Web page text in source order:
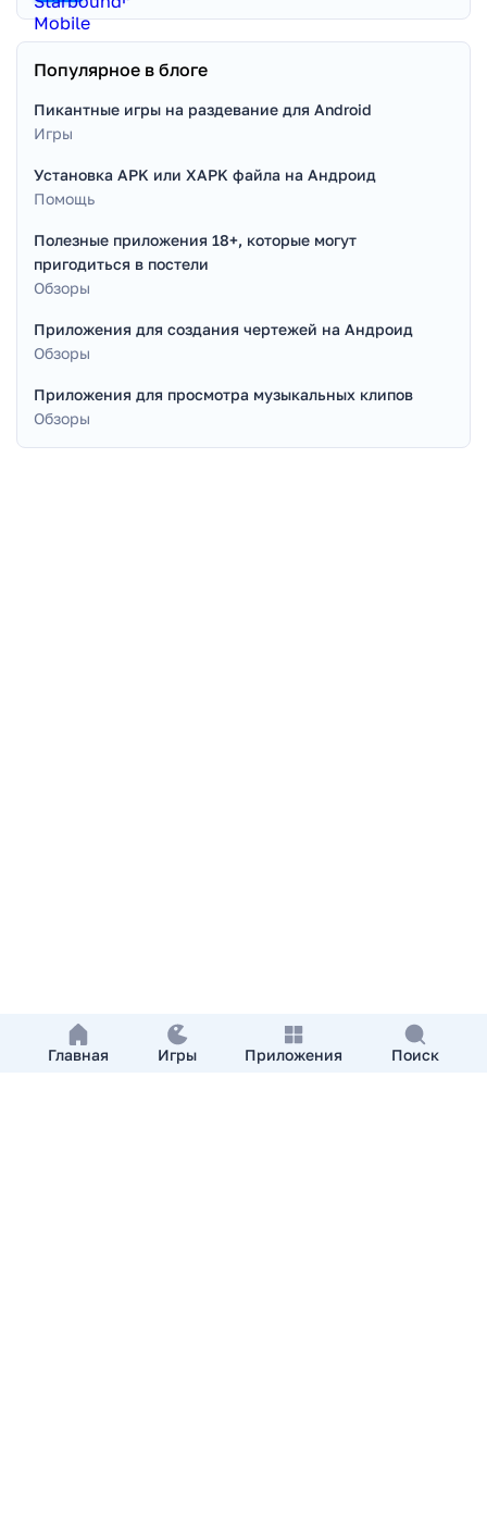
Главная Игры Приложения Поиск
Популярное в блоге
Пикантные игры на раздевание для Android
Игры
Установка APK или XAPK файла на Андроид
Помощь
Полезные приложения 18+, которые могут
пригодиться в постели
Обзоры
Приложения для создания чертежей на Андроид
Обзоры
Приложения для просмотра музыкальных клипов
Обзоры